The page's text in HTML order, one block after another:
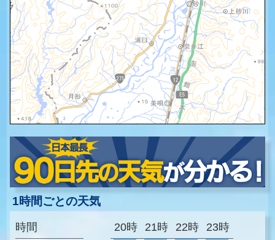
1時間ごとの天気
時間
20時 21時 22時 23時